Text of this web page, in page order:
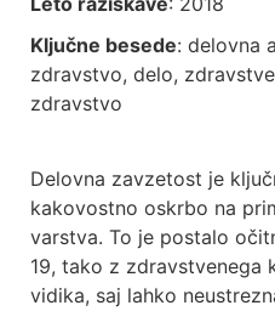
Ključne besede: delovna
zdravstvo, delo,
zdravstvo
Delovna zavzetost je
kakovostno oskrbo na
varstva. To je postalo
19, tako z zdravstvenega
vidika, saj lahko